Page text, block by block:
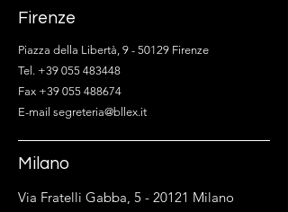
Firenze
Piazza della Libertà, 9 - 50129 Firenze
Tel. +39 055 483448
Fax +39 055 488674
E-mail segreteria@bllex.it
Milano
Via Fratelli Gabba, 5 - 20121 Milano